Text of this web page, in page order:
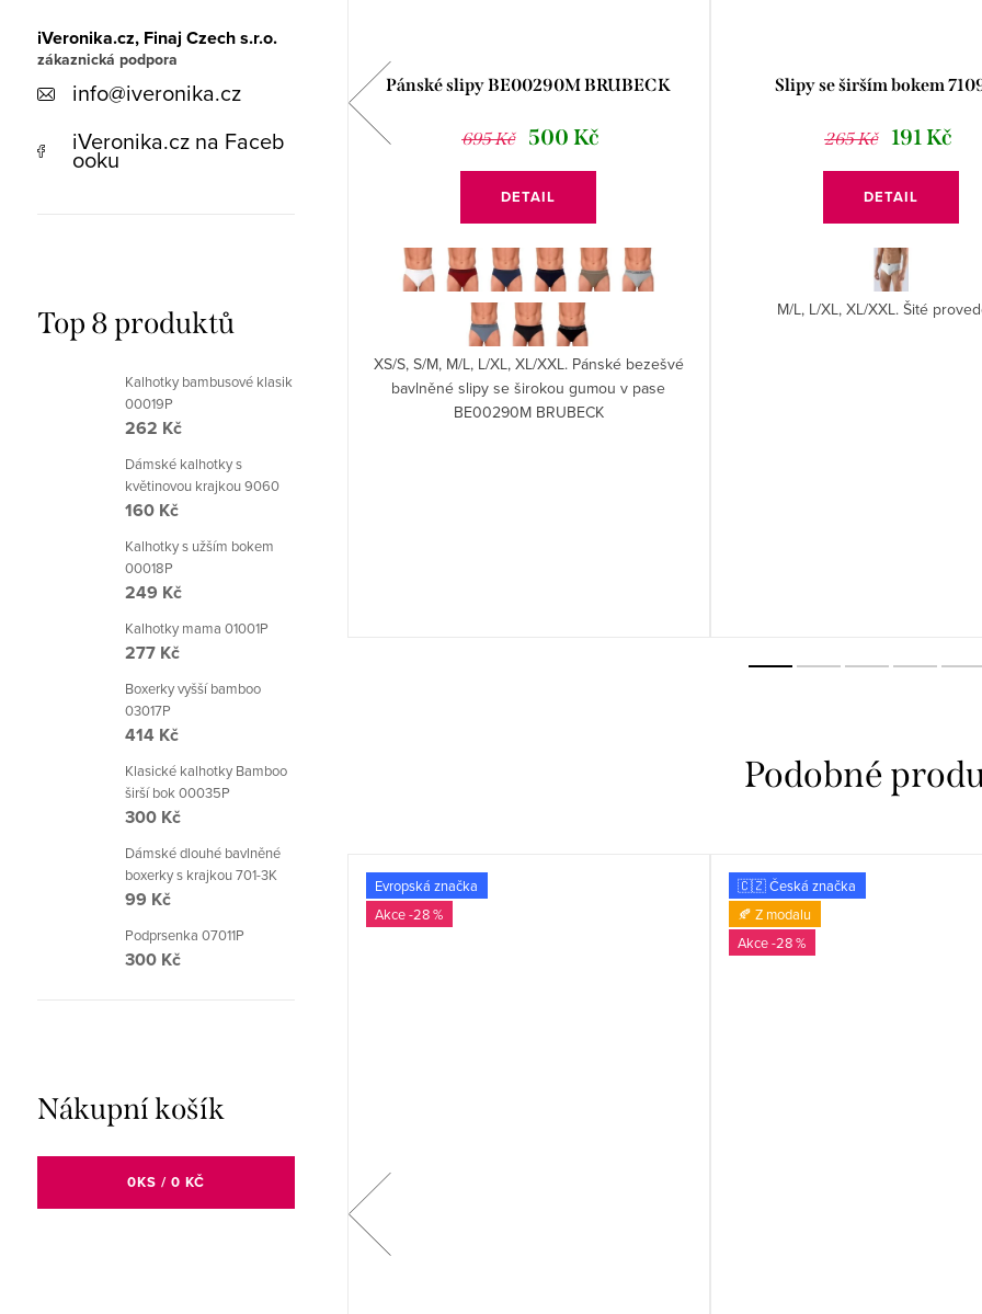
iVeronika.cz, Finaj Czech s.r.o.
info@iveronika.cz
iVeronika.cz na Faceb
ooku
Top 8 produktů
Kalhotky bambusové klasik
00019P
262 Kč
Dámské kalhotky s
květinovou krajkou 9060
160 Kč
Kalhotky s užším bokem
00018P
249 Kč
Kalhotky mama 01001P
277 Kč
Boxerky vyšší bamboo
03017P
414 Kč
Klasické kalhotky Bamboo
širší bok 00035P
300 Kč
Dámské dlouhé bavlněné
boxerky s krajkou 701-3K
99 Kč
Podprsenka 07011P
300 Kč
Nákupní košík
0KS / 0 KČ
Pánské slipy BE10040 Brubeck
673 Kč 485 Kč
S/M. Pánské bezešvé slipy Baselayer BE10040
Brubeck.
Pánské slipy BE00290M BRUBECK
695 Kč 500 Kč
DETAIL
XS/S, S/M, M/L, L/XL, XL/XXL. Pánské bezešvé
bavlněné slipy se širokou gumou v pase
BE00290M BRUBECK
Slipy se širším bokem
265 Kč 191 Kč
DETAIL
M/L, L/XL, XL/XXL. Šité
🇨🇿 Česká značka
Evropská značka
-28 %
🇨🇿 Česká značka
🍂 Z modalu
-28 %